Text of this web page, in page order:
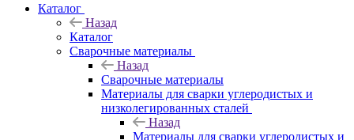
Каталог
Назад
Каталог
Сварочные материалы
Назад
Сварочные материалы
Материалы для сварки углеродистых и
низколегированных сталей
Назад
Материалы для сварки углеродистых и